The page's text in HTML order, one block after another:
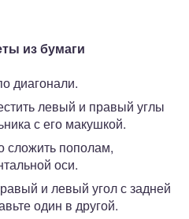
из бумаги
диагонали.
левый и правый углы
с его макушкой.
сложить пополам,
оси.
и левый угол с задней
один в другой.